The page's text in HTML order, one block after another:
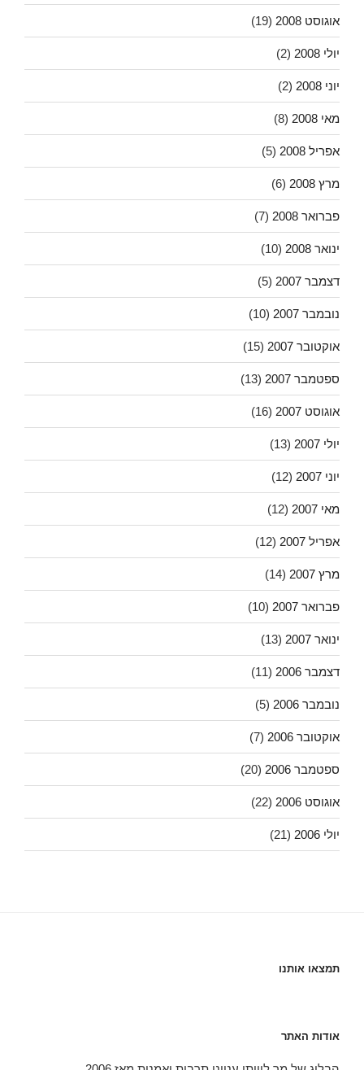
אוגוסט 2008 (19)
יולי 2008 (2)
יוני 2008 (2)
מאי 2008 (8)
אפריל 2008 (5)
מרץ 2008 (6)
פברואר 2008 (7)
ינואר 2008 (10)
דצמבר 2007 (5)
נובמבר 2007 (10)
אוקטובר 2007 (15)
ספטמבר 2007 (13)
אוגוסט 2007 (16)
יולי 2007 (13)
יוני 2007 (12)
מאי 2007 (12)
אפריל 2007 (12)
מרץ 2007 (14)
פברואר 2007 (10)
ינואר 2007 (13)
דצמבר 2006 (11)
נובמבר 2006 (5)
אוקטובר 2006 (7)
ספטמבר 2006 (20)
אוגוסט 2006 (22)
יולי 2006 (21)
תמצאו אותנו
אודות האתר